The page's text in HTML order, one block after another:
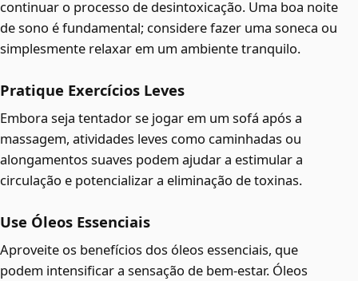
continuar o processo de desintoxicação. Uma boa noite
de sono é fundamental; considere fazer uma soneca ou
simplesmente relaxar em um ambiente tranquilo.
Pratique Exercícios Leves
Embora seja tentador se jogar em um sofá após a
massagem, atividades leves como caminhadas ou
alongamentos suaves podem ajudar a estimular a
circulação e potencializar a eliminação de toxinas.
Use Óleos Essenciais
Aproveite os benefícios dos óleos essenciais, que
podem intensificar a sensação de bem-estar. Óleos